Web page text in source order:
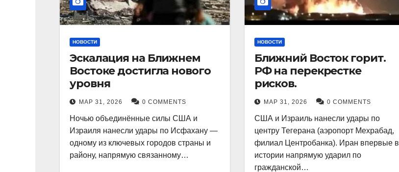
НОВОСТИ
Эскалация на Ближнем
Востоке достигла нового
уровня
МАР 31, 2026 0 COMMENTS
Ночью объединённые силы США и
Израиля нанесли удары по Исфахану —
одному из ключевых городов страны и
району, напрямую связанному…
НОВОСТИ
Ближний Восток горит.
РФ на перекрестке
рисков.
МАР 31, 2026 0 COMMENTS
США и Израиль нанесли удары по
центру Тегерана (аэропорт Мехрабад,
филиал Центробанка). Иран впервые в
истории напрямую ударил по
гражданской…